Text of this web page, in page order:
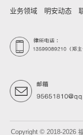
业务领域 明安动态
Copyright © 2018-2026